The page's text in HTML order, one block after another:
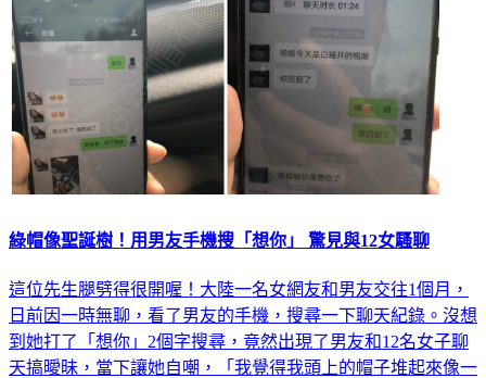
綠帽像聖誕樹！用男友手機搜「想你」 驚見與12女騷聊
這位先生腿劈得很開喔！大陸一名女網友和男友交往1個月，
日前因一時無聊，看了男友的手機，搜尋一下聊天紀錄。沒想
到她打了「想你」2個字搜尋，竟然出現了男友和12名女子聊
天搞曖昧，當下讓她自嘲，「我覺得我頭上的帽子堆起來像一